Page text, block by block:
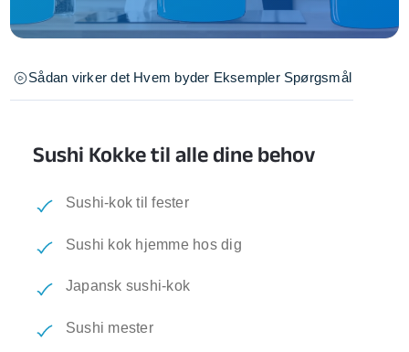
Sådan virker det Hvem byder Eksempler Spørgsmål
Sushi Kokke til alle dine behov
Sushi-kok til fester
Sushi kok hjemme hos dig
Japansk sushi-kok
Sushi mester